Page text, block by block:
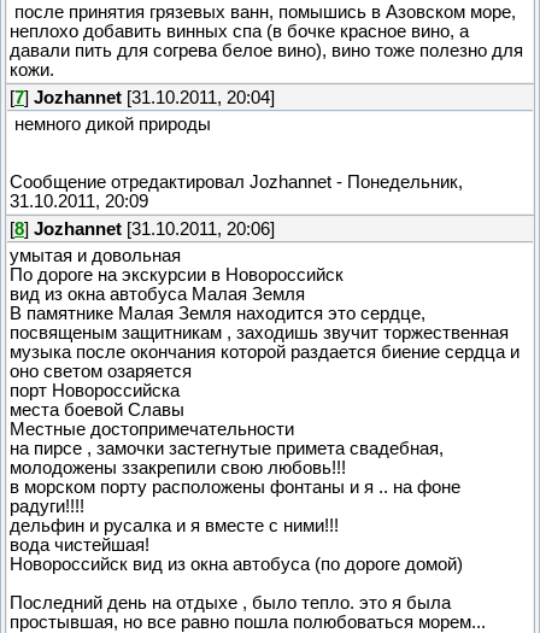
после принятия грязевых ванн, помышись в Азовском море,
неплохо добавить винных спа (в бочке красное вино, а
давали пить для согрева белое вино), вино тоже полезно для
кожи.
[7] Jozhannet [31.10.2011, 20:04]
немного дикой природы
Сообщение отредактировал Jozhannet - Понедельник,
31.10.2011, 20:09
[8] Jozhannet [31.10.2011, 20:06]
умытая и довольная
По дороге на экскурсии в Новороссийск
вид из окна автобуса Малая Земля
В памятнике Малая Земля находится это сердце,
посвященым защитникам , заходишь звучит торжественная
музыка после окончания которой раздается биение сердца и
оно светом озаряется
порт Новороссийска
места боевой Славы
Местные достопримечательности
на пирсе , замочки застегнутые примета свадебная,
молодожены ззакрепили свою любовь!!!
в морском порту расположены фонтаны и я .. на фоне
радуги!!!!
дельфин и русалка и я вместе с ними!!!
вода чистейшая!
Новороссийск вид из окна автобуса (по дороге домой)
Последний день на отдыхе , было тепло. это я была
простывшая, но все равно пошла полюбоваться морем...